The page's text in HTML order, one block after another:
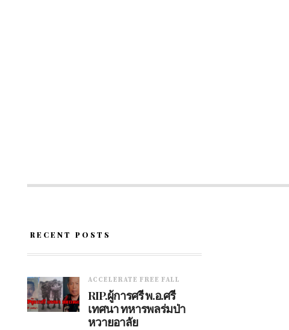
RECENT POSTS
ACCELERATE FREE FALL
RIP.ผู้การศรี พ.อ.ศรี
เทศนา ทหารพลร่มป่า
หวายอาลัย